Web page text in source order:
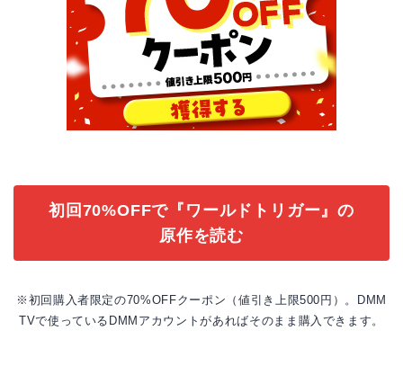
初回70%OFFで『ワールドトリガー』の
原作を読む
※初回購入者限定の70%OFFクーポン（値引き上限500円）。DMM
TVで使っているDMMアカウントがあればそのまま購入できます。